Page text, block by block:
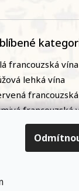
francouzská vína
lehká vína
francouzská
/ přírodní
in-box